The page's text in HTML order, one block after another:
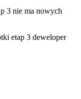
3 nie ma nowych
etap 3 deweloper